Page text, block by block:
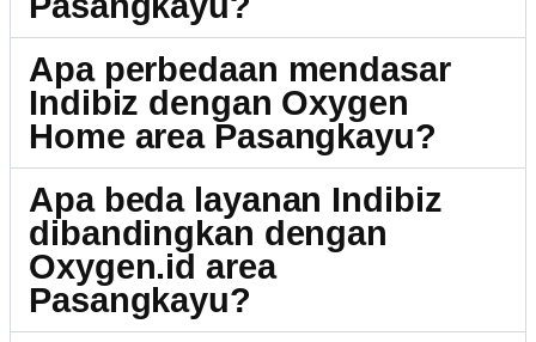
Apa perbedaan mendasar
Indibiz dengan Oxygen
Home area Pasangkayu?
Apa beda layanan Indibiz
dibandingkan dengan
Oxygen.id area
Pasangkayu?